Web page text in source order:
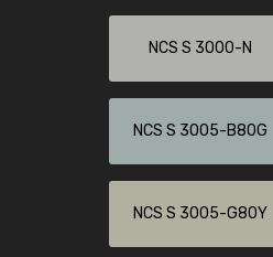
NCS S 3000-N
NCS S 3005-B80G
NCS S 3005-G80Y